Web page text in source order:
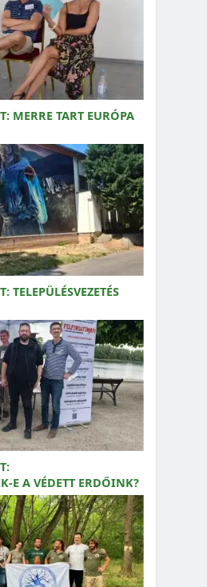
MERRE TART EURÓPA
TELEPÜLÉSVEZETÉS
E A VÉDETT ERDŐINK?